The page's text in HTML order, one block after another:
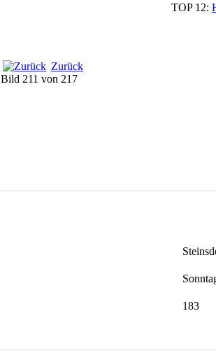
TOP 12:
Zurück
Bild 211 von 217
183